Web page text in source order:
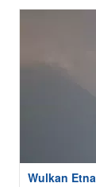
Wulkan